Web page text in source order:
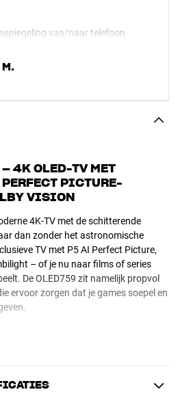
van/naar telefoon
M.
4K OLED-TV MET
PICTURE-
VISION
4K-TV met de schitterende
dan zonder het astronomische
TV met P5 AI Perfect Picture,
– of je nu naar films of series
De OLED759 zit namelijk propvol
ervoor zorgen dat je games soepel en
KLEUREN IN JE WOONKAMER
kleuren die passen bij wat er